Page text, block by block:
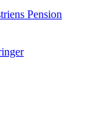
Pension